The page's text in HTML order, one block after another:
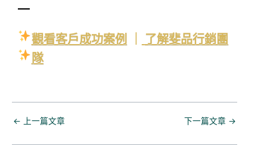
—
觀看客戶成功案例
了解斐品行銷團
隊
← 上一篇文章 下一篇文章 →